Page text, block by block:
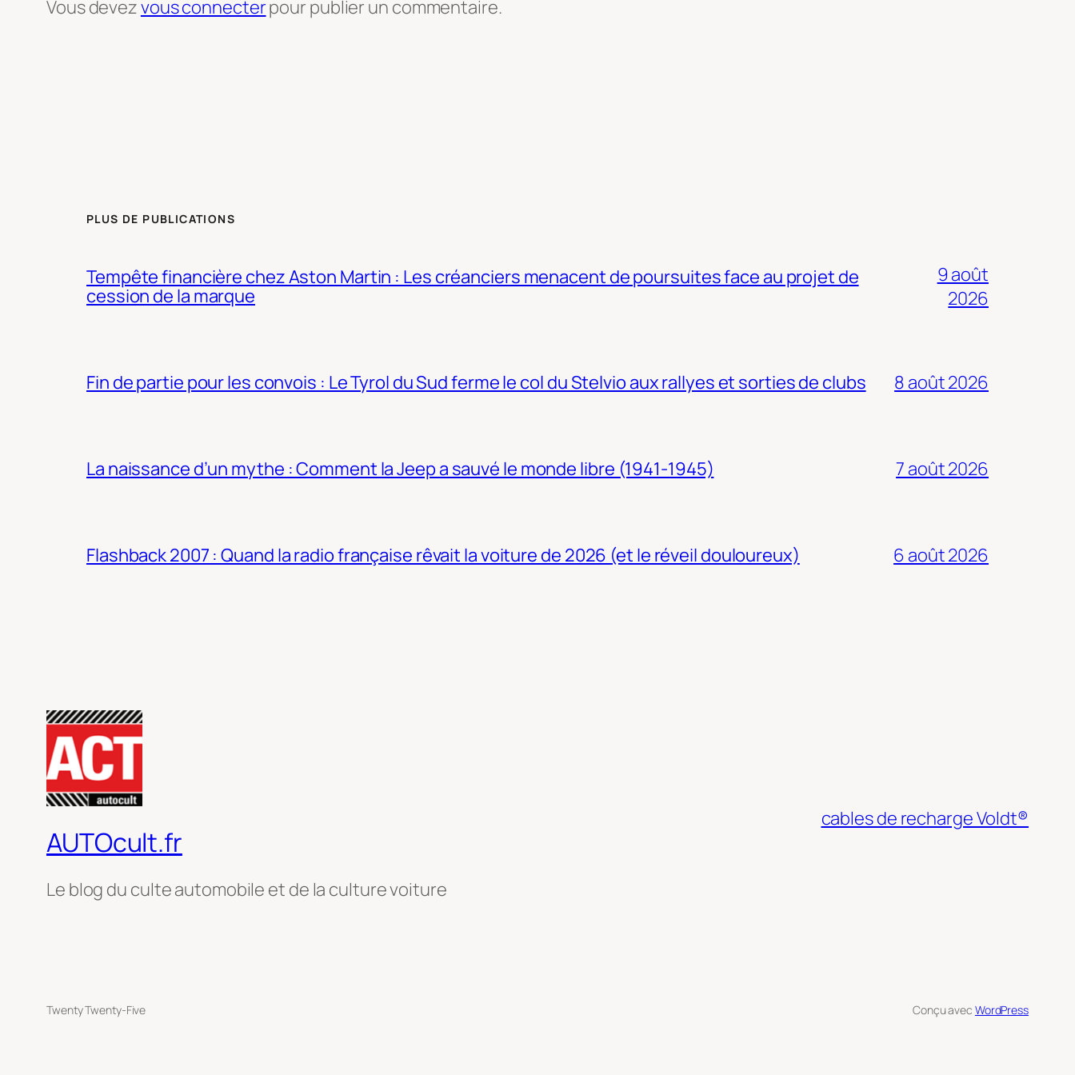
Vous devezvous connecterpour publier un commentaire.
PLUS DE PUBLICATIONS
Tempête financière chez Aston Martin : Les créanciers menacent de poursuites face au projet de
cession de la marque
9 août
2026
Fin de partie pour les convois : Le Tyrol du Sud ferme le col du Stelvio aux rallyes et sorties de clubs 8 août 2026
La naissance d’un mythe : Comment la Jeep a sauvé le monde libre (1941-1945) 7 août 2026
Flashback 2007 : Quand la radio française rêvait la voiture de 2026 (et le réveil douloureux) 6 août 2026
AUTOcult.fr
Le blog du culte automobile et de la culture voiture
cables de recharge Voldt®
Twenty Twenty-Five Conçu avec WordPress